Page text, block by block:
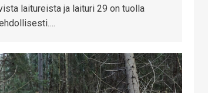
laitureista ja laituri 29 on tuolla